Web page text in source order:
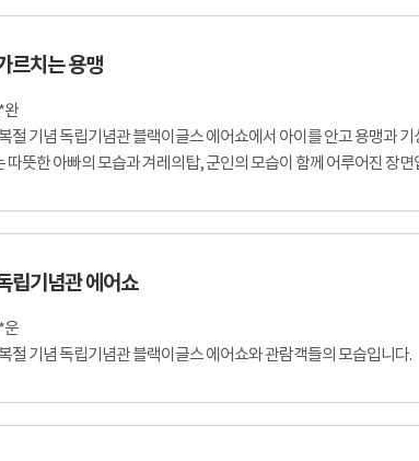
르치는 용맹
완
절 기념 독립기념관 블랙이글스 에어쇼에서 아이를 안고 용맹과 기
따뜻한 아빠의 모습과 겨레의탑, 군인의 모습이 함께 어루어진 장면
립기념관 에어쇼
운
절 기념 독립기념관 블랙이글스 에어쇼와 관람객들의 모습입니다.